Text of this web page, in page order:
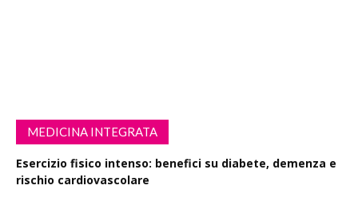
MEDICINA INTEGRATA
Esercizio fisico intenso: benefici su diabete, demenza e
rischio cardiovascolare